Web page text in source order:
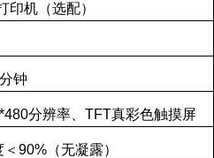
印机（选配）
分钟
分辨率、 TFT真彩色触摸屏
90% （无凝露）